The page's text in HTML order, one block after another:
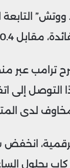
ووتش”
ترامب عبر
التوصل إلى
لدى